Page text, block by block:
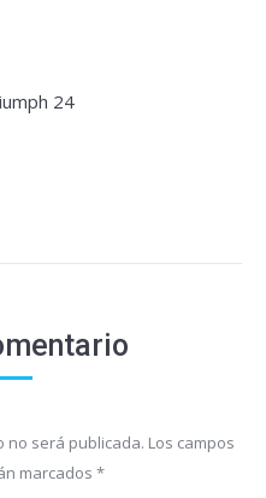
24
será publicada. Los campos
marcados *